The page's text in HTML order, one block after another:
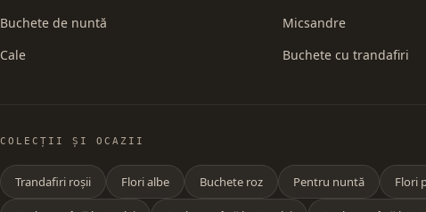
Buchete de nuntă
Cale
Micsandre
Buchete cu trandafiri
COLECȚII ȘI OCAZII
Trandafiri roșii Flori albe Buchete roz Pentru nuntă Flori